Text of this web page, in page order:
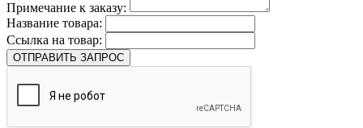
Примечание к заказу:
Название товара:
Ссылка на товар:
ОТПРАВИТЬ ЗАПРОС